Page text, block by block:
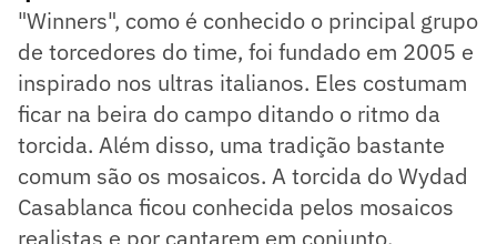
"Winners", como é conhecido o principal grupo
de torcedores do time, foi fundado em 2005 e
inspirado nos ultras italianos. Eles costumam
ficar na beira do campo ditando o ritmo da
torcida. Além disso, uma tradição bastante
comum são os mosaicos. A torcida do Wydad
Casablanca ficou conhecida pelos mosaicos
realistas e por cantarem em conjunto.